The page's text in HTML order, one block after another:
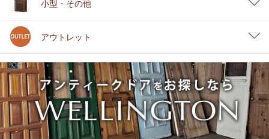
小型・その他
アウトレット